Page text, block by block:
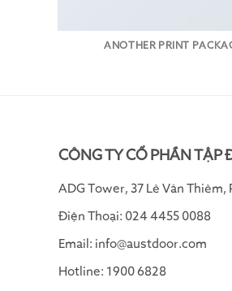
ANOTHER PRINT
CÔNG TY CỔ PHẦN TẬP
ADG Tower, 37 Lê Văn Thiêm,
Điện Thoại: 024 4455 0088
Email: info@austdoor.com
Hotline: 1900 6828